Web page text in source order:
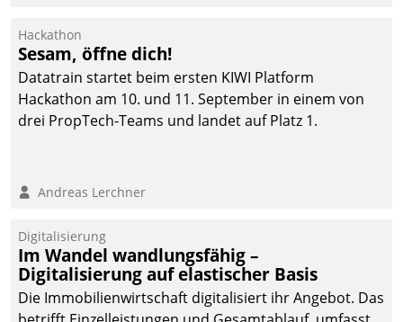
Hackathon
Sesam, öffne dich!
Datatrain startet beim ersten KIWI Platform
Hackathon am 10. und 11. September in einem von
drei PropTech-Teams und landet auf Platz 1.
Andreas Lerchner
Digitalisierung
Im Wandel wandlungsfähig –
Digitalisierung auf elastischer Basis
Die Immobilienwirtschaft digitalisiert ihr Angebot. Das